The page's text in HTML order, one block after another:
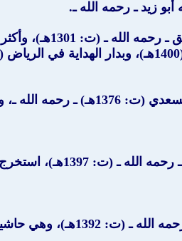
وأكثر ما فيه من "التيسير".
" للشيخ العلامة عبد الرحمن
" للشيخ سليمان بن
" للشيخ عبد الرحمن بن